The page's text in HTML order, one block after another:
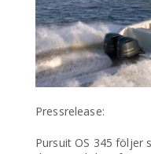
Pressrelease:
Pursuit OS 345 följer